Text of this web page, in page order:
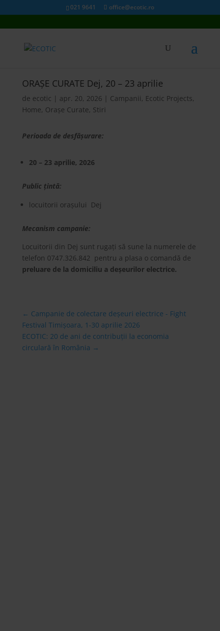
021 9641 office@ecotic.ro
ORAȘE CURATE Dej, 20 – 23 aprilie
de ecotic | apr. 20, 2026 | Campanii, Ecotic Projects,
Home, Orașe Curate, Stiri
Perioada de desfășurare:
20 – 23 aprilie, 2026
Public țintă:
locuitorii orașului Dej
Mecanism campanie:
Locuitorii din Dej sunt rugați să sune la numerele de
telefon 0747.326.842 pentru a plasa o comandă de
preluare de la domiciliu a deșeurilor electrice.
← Campanie de colectare deşeuri electrice - Fight
Festival Timișoara, 1-30 aprilie 2026
ECOTIC: 20 de ani de contribuții la economia
circulară în România →